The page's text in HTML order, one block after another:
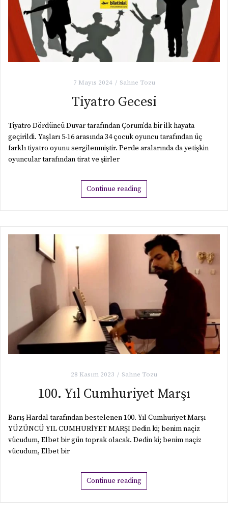
7 Mayıs 2024 Sahne Tozu
Tiyatro Gecesi
Tiyatro Dördüncü Duvar tarafından Çorum’da bir ilk hayata
geçirildi. Yaşları 5-16 arasında 34 çocuk oyuncu tarafından üç
farklı tiyatro oyunu sergilenmiştir. Perde aralarında da yetişkin
oyuncular tarafından tirat ve şiirler
Continue reading
28 Kasım 2023 Sahne Tozu
100. Yıl Cumhuriyet Marşı
Barış Hardal tarafından bestelenen 100. Yıl Cumhuriyet Marşı
YÜZÜNCÜ YIL CUMHURİYET MARŞI Dedin ki; benim naçiz
vücudum, Elbet bir gün toprak olacak. Dedin ki; benim naçiz
vücudum, Elbet bir
Continue reading